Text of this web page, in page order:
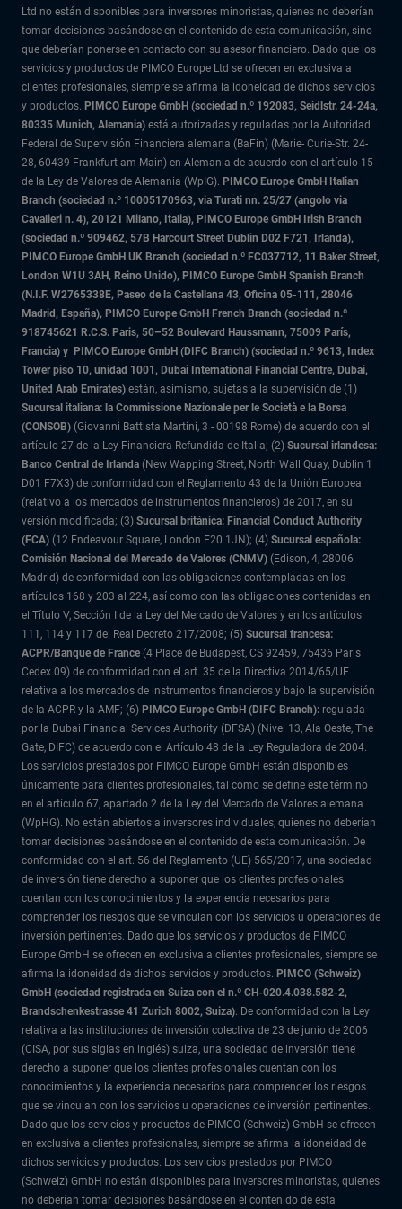
Ltd no están disponibles para inversores minoristas, quienes no deberían
tomar decisiones basándose en el contenido de esta comunicación, sino
que deberían ponerse en contacto con su asesor financiero. Dado que los
servicios y productos de PIMCO Europe Ltd se ofrecen en exclusiva a
clientes profesionales, siempre se afirma la idoneidad de dichos servicios
y productos. PIMCO Europe GmbH (sociedad n.º 192083, Seidlstr. 24-24a,
80335 Munich, Alemania) está autorizadas y reguladas por la Autoridad
Federal de Supervisión Financiera alemana (BaFin) (Marie- Curie-Str. 24-
28, 60439 Frankfurt am Main) en Alemania de acuerdo con el artículo 15
de la Ley de Valores de Alemania (WpIG). PIMCO Europe GmbH Italian
Branch (sociedad n.º 10005170963, via Turati nn. 25/27 (angolo via
Cavalieri n. 4), 20121 Milano, Italia), PIMCO Europe GmbH Irish Branch
(sociedad n.º 909462, 57B Harcourt Street Dublin D02 F721, Irlanda),
PIMCO Europe GmbH UK Branch (sociedad n.º FC037712, 11 Baker Street,
London W1U 3AH, Reino Unido), PIMCO Europe GmbH Spanish Branch
(N.I.F. W2765338E, Paseo de la Castellana 43, Oficina 05-111, 28046
Madrid, España), PIMCO Europe GmbH French Branch (sociedad n.º
918745621 R.C.S. Paris, 50–52 Boulevard Haussmann, 75009 París,
Francia) y PIMCO Europe GmbH (DIFC Branch) (sociedad n.º 9613, Index
Tower piso 10, unidad 1001, Dubai International Financial Centre, Dubai,
United Arab Emirates) están, asimismo, sujetas a la supervisión de (1)
Sucursal italiana: la Commissione Nazionale per le Società e la Borsa
(CONSOB) (Giovanni Battista Martini, 3 - 00198 Rome) de acuerdo con el
artículo 27 de la Ley Financiera Refundida de Italia; (2) Sucursal irlandesa:
Banco Central de Irlanda (New Wapping Street, North Wall Quay, Dublin 1
D01 F7X3) de conformidad con el Reglamento 43 de la Unión Europea
(relativo a los mercados de instrumentos financieros) de 2017, en su
versión modificada; (3) Sucursal británica: Financial Conduct Authority
(FCA) (12 Endeavour Square, London E20 1JN); (4) Sucursal española:
Comisión Nacional del Mercado de Valores (CNMV) (Edison, 4, 28006
Madrid) de conformidad con las obligaciones contempladas en los
artículos 168 y 203 al 224, así como con las obligaciones contenidas en
el Título V, Sección I de la Ley del Mercado de Valores y en los artículos
111, 114 y 117 del Real Decreto 217/2008; (5) Sucursal francesa:
ACPR/Banque de France (4 Place de Budapest, CS 92459, 75436 Paris
Cedex 09) de conformidad con el art. 35 de la Directiva 2014/65/UE
relativa a los mercados de instrumentos financieros y bajo la supervisión
de la ACPR y la AMF; (6) PIMCO Europe GmbH (DIFC Branch): regulada
por la Dubai Financial Services Authority (DFSA) (Nivel 13, Ala Oeste, The
Gate, DIFC) de acuerdo con el Artículo 48 de la Ley Reguladora de 2004.
Los servicios prestados por PIMCO Europe GmbH están disponibles
únicamente para clientes profesionales, tal como se define este término
en el artículo 67, apartado 2 de la Ley del Mercado de Valores alemana
(WpHG). No están abiertos a inversores individuales, quienes no deberían
tomar decisiones basándose en el contenido de esta comunicación. De
conformidad con el art. 56 del Reglamento (UE) 565/2017, una sociedad
de inversión tiene derecho a suponer que los clientes profesionales
cuentan con los conocimientos y la experiencia necesarios para
comprender los riesgos que se vinculan con los servicios u operaciones de
inversión pertinentes. Dado que los servicios y productos de PIMCO
Europe GmbH se ofrecen en exclusiva a clientes profesionales, siempre se
afirma la idoneidad de dichos servicios y productos. PIMCO (Schweiz)
GmbH (sociedad registrada en Suiza con el n.º CH-020.4.038.582-2,
Brandschenkestrasse 41 Zurich 8002, Suiza). De conformidad con la Ley
relativa a las instituciones de inversión colectiva de 23 de junio de 2006
(CISA, por sus siglas en inglés) suiza, una sociedad de inversión tiene
derecho a suponer que los clientes profesionales cuentan con los
conocimientos y la experiencia necesarios para comprender los riesgos
que se vinculan con los servicios u operaciones de inversión pertinentes.
Dado que los servicios y productos de PIMCO (Schweiz) GmbH se ofrecen
en exclusiva a clientes profesionales, siempre se afirma la idoneidad de
dichos servicios y productos. Los servicios prestados por PIMCO
(Schweiz) GmbH no están disponibles para inversores minoristas, quienes
no deberían tomar decisiones basándose en el contenido de esta